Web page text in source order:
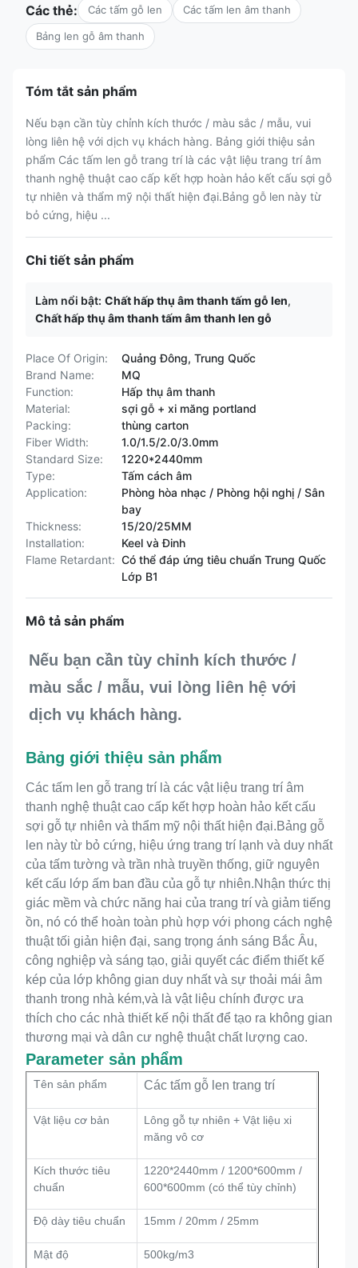
Các thẻ: Các tấm gỗ len Các tấm len âm thanh
Bảng len gỗ âm thanh
Tóm tắt sản phẩm
Nếu bạn cần tùy chỉnh kích thước / màu sắc / mẫu, vui
lòng liên hệ với dịch vụ khách hàng. Bảng giới thiệu sản
phẩm Các tấm len gỗ trang trí là các vật liệu trang trí âm
thanh nghệ thuật cao cấp kết hợp hoàn hảo kết cấu sợi gỗ
tự nhiên và thẩm mỹ nội thất hiện đại.Bảng gỗ len này từ
bỏ cứng, hiệu ...
Chi tiết sản phẩm
Làm nổi bật: Chất hấp thụ âm thanh tấm gỗ len,
Chất hấp thụ âm thanh tấm âm thanh len gỗ
Place Of Origin:
Quảng Đông, Trung Quốc
Brand Name:
MQ
Function:
Hấp thụ âm thanh
Material:
sợi gỗ + xi măng portland
Packing:
thùng carton
Fiber Width:
1.0/1.5/2.0/3.0mm
Standard Size:
1220*2440mm
Type:
Tấm cách âm
Application:
Phòng hòa nhạc / Phòng hội nghị / Sân
bay
Thickness:
15/20/25MM
Installation:
Keel và Đinh
Flame Retardant: Có thể đáp ứng tiêu chuẩn Trung Quốc
Lớp B1
Mô tả sản phẩm
Nếu bạn cần tùy chỉnh kích thước /
màu sắc / mẫu, vui lòng liên hệ với
dịch vụ khách hàng.
Bảng giới thiệu sản phẩm
Các tấm len gỗ trang trí là các vật liệu trang trí âm
thanh nghệ thuật cao cấp kết hợp hoàn hảo kết cấu
sợi gỗ tự nhiên và thẩm mỹ nội thất hiện đại.Bảng gỗ
len này từ bỏ cứng, hiệu ứng trang trí lạnh và duy nhất
của tấm tường và trần nhà truyền thống, giữ nguyên
kết cấu lớp ấm ban đầu của gỗ tự nhiên.Nhận thức thị
giác mềm và chức năng hai của trang trí và giảm tiếng
ồn, nó có thể hoàn toàn phù hợp với phong cách nghệ
thuật tối giản hiện đại, sang trọng ánh sáng Bắc Âu,
công nghiệp và sáng tạo, giải quyết các điểm thiết kế
kép của lớp không gian duy nhất và sự thoải mái âm
thanh trong nhà kém,và là vật liệu chính được ưa
thích cho các nhà thiết kế nội thất để tạo ra không gian
thương mại và dân cư nghệ thuật chất lượng cao.
Parameter sản phẩm
Tên sản phẩm Các tấm gỗ len trang trí
Vật liệu cơ bản
Lông gỗ tự nhiên + Vật liệu xi
măng vô cơ
Kích thước tiêu
chuẩn
1220*2440mm / 1200*600mm /
600*600mm (có thể tùy chỉnh)
Độ dày tiêu chuẩn 15mm / 20mm / 25mm
Mật độ 500kg/m3